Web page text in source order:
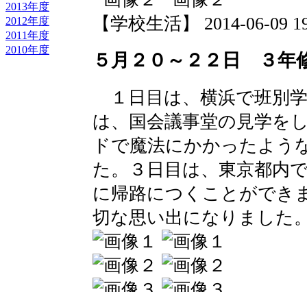
2013年度
2012年度
2011年度
2010年度
【学校生活】 2014-06-09
５月２０～２２日 ３年
１日目は、横浜で班別
は、国会議事堂の見学を
ドで魔法にかかったよう
た。３日目は、東京都内
に帰路につくことができ
切な思い出になりました